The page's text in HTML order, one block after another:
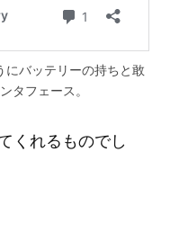
にバッテリーの持ちと敢
タフェース。
くれるものでし